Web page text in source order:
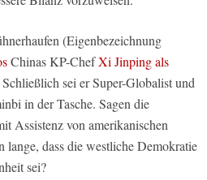
(Eigenbezeichnung
Chinas KP-ChefXi Jinping als
sei er Super-Globalist und
in der Tasche. Sagen die
Assistenz von amerikanischen
lange, dass die westliche Demokratie
sei?